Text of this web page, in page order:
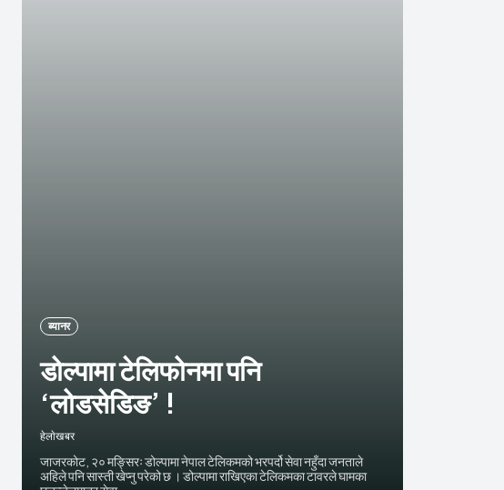
ब्यानर
डोल्पामा टेलिफोनमा पनि
‘लोडसेडिङ’ !
हेलाेखबर
जाजरकोट, २० मङ्सिरः डोल्पामा नेपाल टेलिकमको भरपर्दो सेवा नहुँदा जनताले
अहिले पनि सास्ती खेप्नु परेको छ । डोल्पामा राखिएका टेलिकमका टावरले घामका